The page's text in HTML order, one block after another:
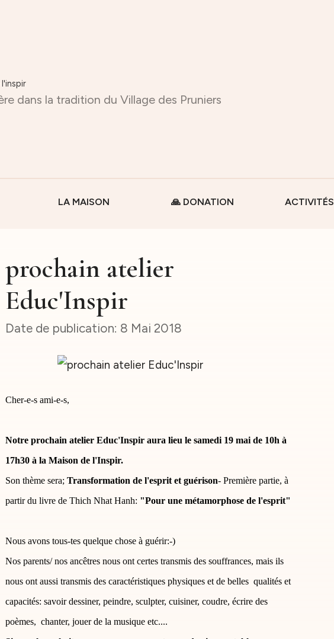
dans la tradition du Village des Pruniers
LA MAISON 🙏 DONATION ACTIVITÉS
prochain atelier
Educ'Inspir
8 Mai 2018
Cher-e-s ami-e-s,
Notre prochain atelier Educ'Inspir aura lieu le samedi 19 mai de 10h à
17h30 à la Maison de l'Inspir.
Son thème sera; Transformation de l'esprit et guérison- Première partie, à
partir du livre de Thich Nhat Hanh: "Pour une métamorphose de l'esprit"
Nous avons tous-tes quelque chose à guérir:-)
Nos parents/ nos ancêtres nous ont certes transmis des souffrances, mais ils
nous ont aussi transmis des caractéristiques physiques et de belles qualités et
capacités: savoir dessiner, peindre, sculpter, cuisiner, coudre, écrire des
poèmes, chanter, jouer de la musique etc....